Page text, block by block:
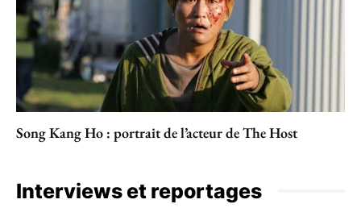
Song Kang Ho : portrait de l’acteur de The Host
Interviews et reportages